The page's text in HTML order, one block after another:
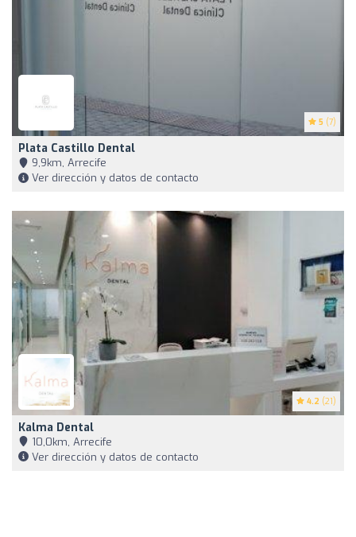
5 (7)
Plata Castillo Dental
9,9km, Arrecife
Ver dirección y datos de contacto
4.2 (21)
Kalma Dental
10,0km, Arrecife
Ver dirección y datos de contacto